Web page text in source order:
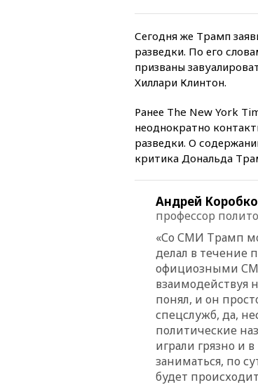
Сегодня же Трамп
разведки. По его
призваны
Хиллари Клинтон.
Ранее The New York
неоднократно
разведки. О
критика Дональда
Андрей
профессор
«Со СМИ Трамп
делал в течение
официозными
взаимодействуя
понял, и он
спецслужб, да,
политические
играли грязно и
заниматься, по
будет